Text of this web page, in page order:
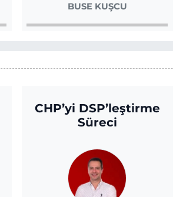
BUSE KUŞCU
CHP’yi DSP’leştirme
Süreci